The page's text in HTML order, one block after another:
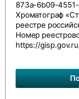
873a-6b09-
Хроматограф
реестре
Номер
https://